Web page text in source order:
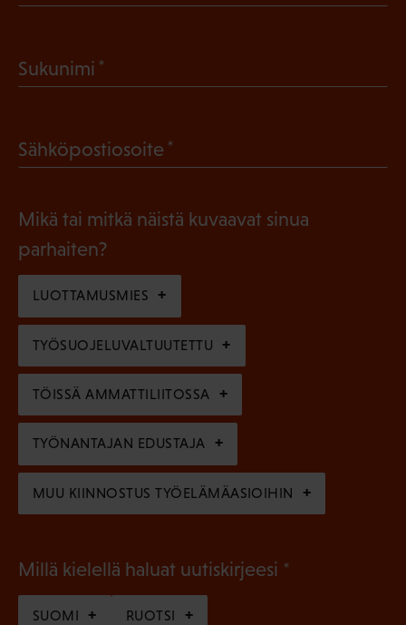
l
n
e
)
Sukunimi
k
l
i
n
e
n
)
Sähköpostiosoite
l
i
n
e
n
)
Mikä tai mitkä näistä kuvaavat sinua
parhaiten?
LUOTTAMUSMIES
TYÖSUOJELUVALTUUTETTU
TÖISSÄ AMMATTILIITOSSA
TYÖNANTAJAN EDUSTAJA
MUU KIINNOSTUS TYÖELÄMÄASIOIHIN
Millä kielellä haluat uutiskirjeesi
SUOMI RUOTSI